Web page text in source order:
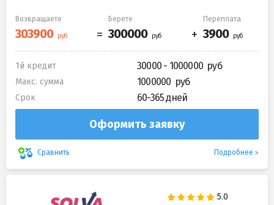
Возвращаете Берете Переплата
1й кредит 30000 - 1000000
Макс. сумма 1000000
Срок 60-365 дней
Оформить заявку
Сравнить Подробнее